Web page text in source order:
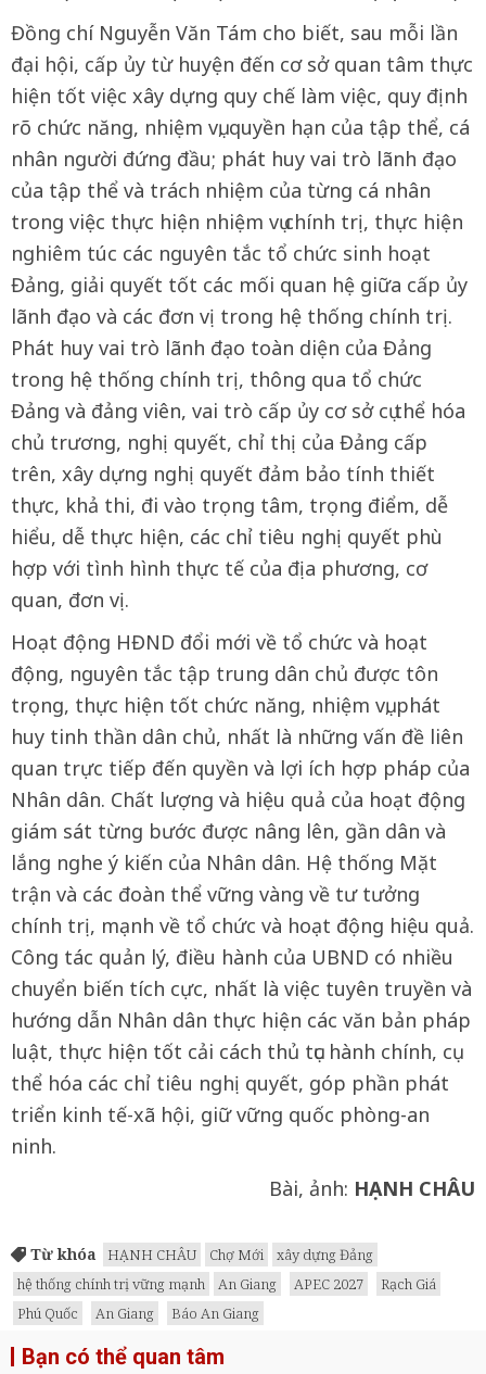
Đồng chí Nguyễn Văn Tám cho biết, sau mỗi lần
đại hội, cấp ủy từ huyện đến cơ sở quan tâm thực
hiện tốt việc xây dựng quy chế làm việc, quy định
rõ chức năng, nhiệm vụ, quyền hạn của tập thể, cá
nhân người đứng đầu; phát huy vai trò lãnh đạo
của tập thể và trách nhiệm của từng cá nhân
trong việc thực hiện nhiệm vụ chính trị, thực hiện
nghiêm túc các nguyên tắc tổ chức sinh hoạt
Đảng, giải quyết tốt các mối quan hệ giữa cấp ủy
lãnh đạo và các đơn vị trong hệ thống chính trị.
Phát huy vai trò lãnh đạo toàn diện của Đảng
trong hệ thống chính trị, thông qua tổ chức
Đảng và đảng viên, vai trò cấp ủy cơ sở cụ thể hóa
chủ trương, nghị quyết, chỉ thị của Đảng cấp
trên, xây dựng nghị quyết đảm bảo tính thiết
thực, khả thi, đi vào trọng tâm, trọng điểm, dễ
hiểu, dễ thực hiện, các chỉ tiêu nghị quyết phù
hợp với tình hình thực tế của địa phương, cơ
quan, đơn vị.
Hoạt động HĐND đổi mới về tổ chức và hoạt
động, nguyên tắc tập trung dân chủ được tôn
trọng, thực hiện tốt chức năng, nhiệm vụ, phát
huy tinh thần dân chủ, nhất là những vấn đề liên
quan trực tiếp đến quyền và lợi ích hợp pháp của
Nhân dân. Chất lượng và hiệu quả của hoạt động
giám sát từng bước được nâng lên, gần dân và
lắng nghe ý kiến của Nhân dân. Hệ thống Mặt
trận và các đoàn thể vững vàng về tư tưởng
chính trị, mạnh về tổ chức và hoạt động hiệu quả.
Công tác quản lý, điều hành của UBND có nhiều
chuyển biến tích cực, nhất là việc tuyên truyền và
hướng dẫn Nhân dân thực hiện các văn bản pháp
luật, thực hiện tốt cải cách thủ tục hành chính, cụ
thể hóa các chỉ tiêu nghị quyết, góp phần phát
triển kinh tế-xã hội, giữ vững quốc phòng-an
ninh.
Bài, ảnh: HẠNH CHÂU
Từ khóa HẠNH CHÂU Chợ Mới
xây dựng Đảng
hệ thống chính trị vững mạnh
An Giang APEC 2027
Rạch Giá
Phú Quốc
An Giang Báo An Giang
Bạn có thể quan tâm